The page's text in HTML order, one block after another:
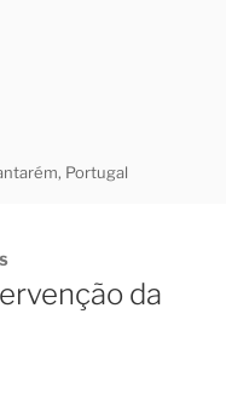
Portugal
da